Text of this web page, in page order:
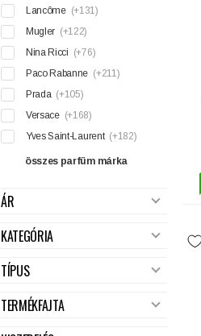
Lancôme (+131)
Mugler (+122)
Nina Ricci (+76)
Paco Rabanne (+211)
Prada (+105)
Versace (+168)
Yves Saint-Laurent (+182)
összes parfüm márka
ÁR
KATEGÓRIA
TÍPUS
TERMÉKFAJTA